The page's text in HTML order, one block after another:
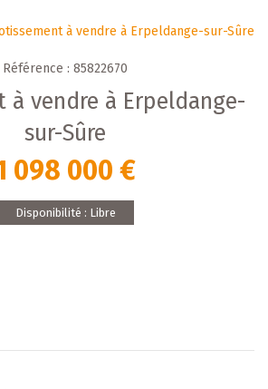
à vendre à Erpeldange-sur-Sûre
Référence : 85822670
à vendre à Erpeldange-
sur-Sûre
098 000 €
Disponibilité : Libre